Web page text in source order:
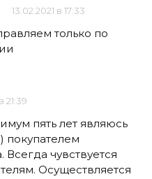
13.02.2021 в 17:33
только по
21:39
пять лет являюсь
покупателем
Всегда чувствуется
Осуществляется